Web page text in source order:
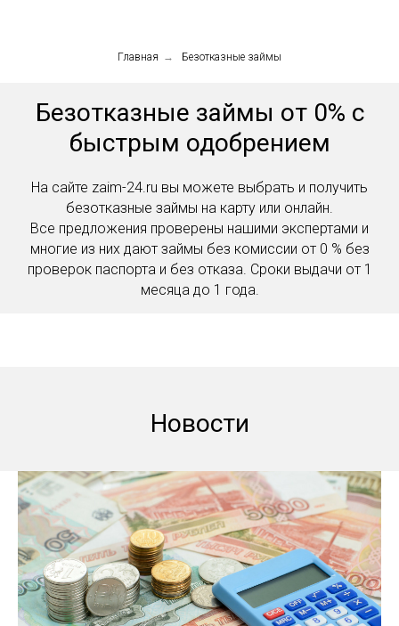
Главная → Безотказные займы
Безотказные займы от 0% с
быстрым одобрением
На сайте zaim-24.ru вы можете выбрать и получить
безотказные займы на карту или онлайн.
Все предложения проверены нашими экспертами и
многие из них дают займы без комиссии от 0 % без
проверок паспорта и без отказа. Сроки выдачи от 1
месяца до 1 года.
Новости